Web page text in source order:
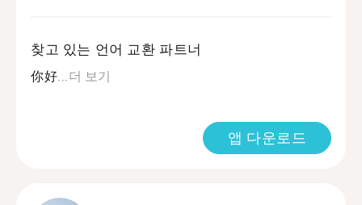
찾고 있는 언어 교환 파트너
你好...더 보기
앱 다운로드